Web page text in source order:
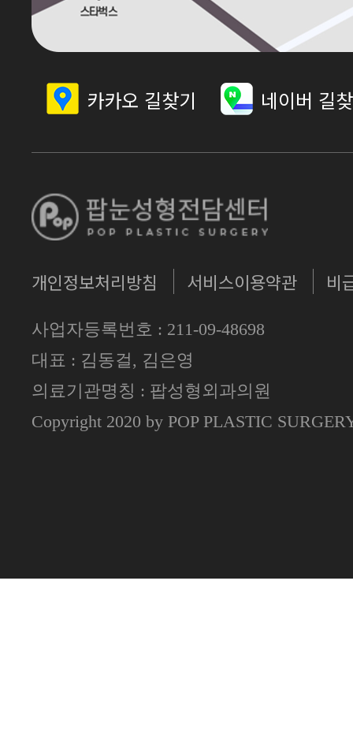
카카오 길찾기 네이버 길
개인정보처리방침 서비스이용약관 비
사업자등록번호 : 211-09-48698
대표 : 김동걸, 김은영
의료기관명칭 : 팝성형외과의원
Copyright 2020 by POP PLASTIC